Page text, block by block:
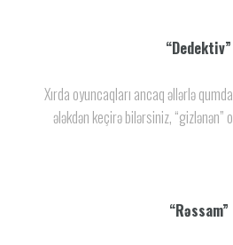
“Dedektiv”
Xırda oyuncaqları ancaq əllərlə
ələkdən keçirə bilərsiniz, “gizlənən”
“Rəssam”